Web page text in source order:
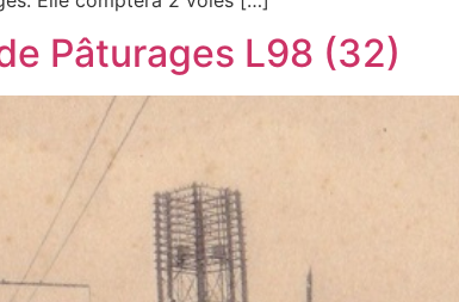
Pâturages L98 (32)